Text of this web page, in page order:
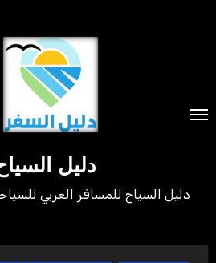
دليل
دليل السياح للمسافر العربي